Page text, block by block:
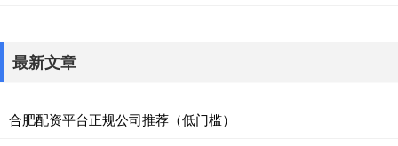
最新文章
合肥配资平台正规公司推荐（低门槛）